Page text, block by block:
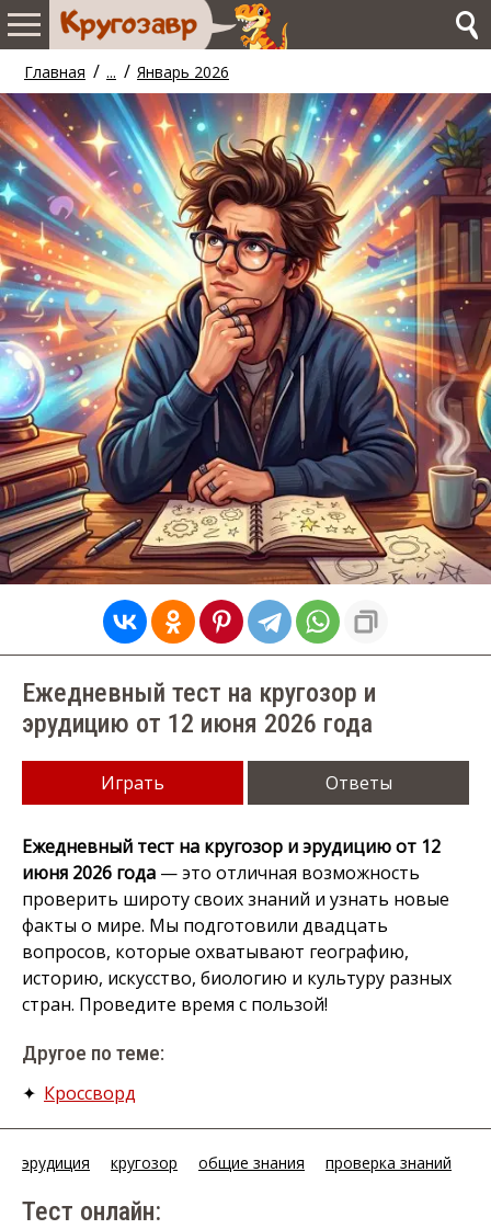
Главная / ... / Январь 2026
Ежедневный тест на кругозор и
эрудицию от 12 июня 2026 года
Играть Ответы
Ежедневный тест на кругозор и эрудицию от 12
июня 2026 года — это отличная возможность
проверить широту своих знаний и узнать новые
факты о мире. Мы подготовили двадцать
вопросов, которые охватывают географию,
историю, искусство, биологию и культуру разных
стран. Проведите время с пользой!
Другое по теме:
✦ Кроссворд
эрудиция кругозор общие знания проверка знаний
Тест онлайн: